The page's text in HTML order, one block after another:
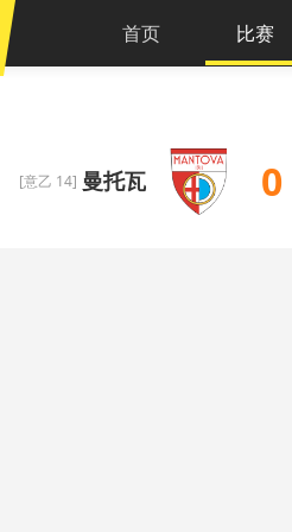
首页 比赛
[意乙 14] 曼托瓦 0